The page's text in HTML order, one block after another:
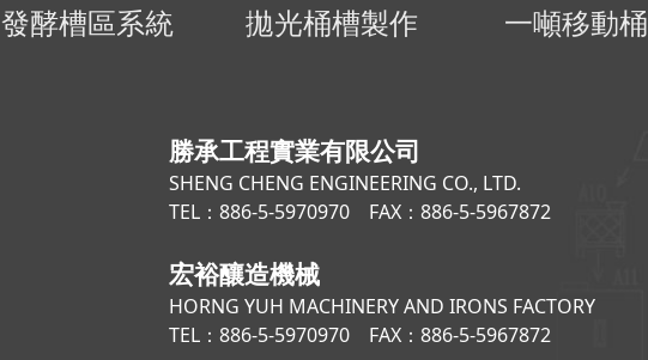
發酵槽區系統 拋光桶槽製作 一噸移動桶
勝承工程實業有限公司
SHENG CHENG ENGINEERING CO., LTD.
TEL：886-5-5970970 FAX：886-5-5967872
宏裕釀造機械
HORNG YUH MACHINERY AND IRONS FACTORY
TEL：886-5-5970970 FAX：886-5-5967872